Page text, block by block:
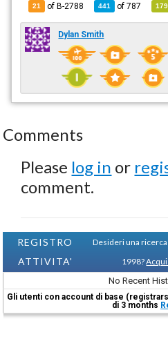
21 of B-2788 441 of787
Dylan Smith
Comments
Please log in or
comment.
REGISTRO
ATTIVITA'
Desideri una
1998?
No Recent
Gli utenti con account di base
di 3 months